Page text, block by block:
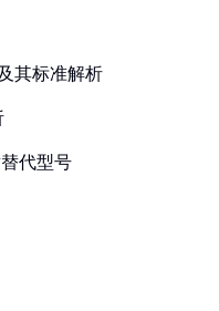
其标准解析
代型号